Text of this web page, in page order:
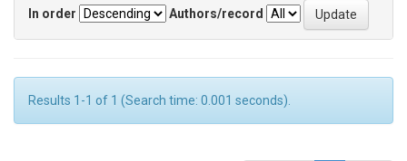
In order
Authors/record
Results 1-1 of 1 (Search time: 0.001 seconds).